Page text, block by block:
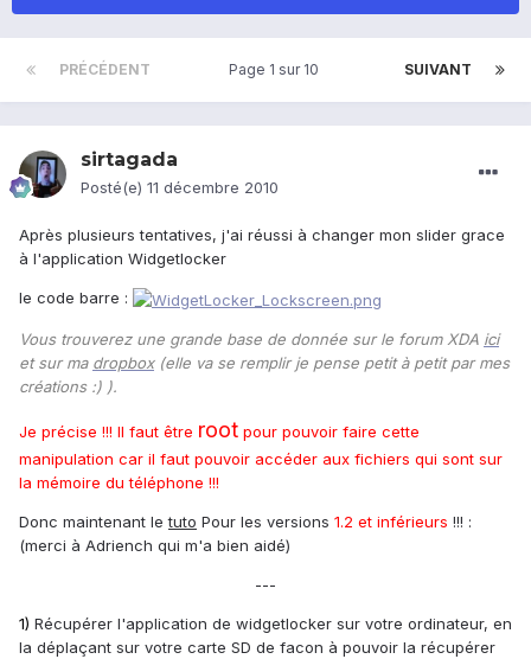
PRÉCÉDENT SUIVANT
Page 1 sur 10
sirtagada
Posté(e) 11 décembre 2010
Après plusieurs tentatives, j'ai réussi à changer mon slider grace
à l'application Widgetlocker
le code barre :
Vous trouverez une grande base de donnée sur le forum XDA ici
et sur ma dropbox(elle va se remplir je pense petit à petit par mes
créations :) ).
Je précise !!! Il faut être root pour pouvoir faire cette
manipulation car il faut pouvoir accéder aux fichiers qui sont sur
la mémoire du téléphone !!!
Donc maintenant letuto Pour les versions 1.2 et inférieurs !!! :
(merci à Adriench qui m'a bien aidé)
---
1) Récupérer l'application de widgetlocker sur votre ordinateur, en
la déplaçant sur votre carte SD de facon à pouvoir la récupérer